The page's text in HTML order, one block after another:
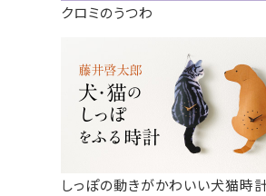
クロミのうつわ
しっぽの動きがかわいい犬猫時